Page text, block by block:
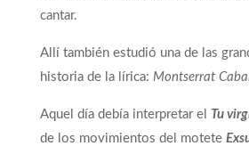
cantar.
Allí también estudió una de las
historia de la lírica: Montserrat
Aquel día debía interpretar el Tu
de los movimientos del motete